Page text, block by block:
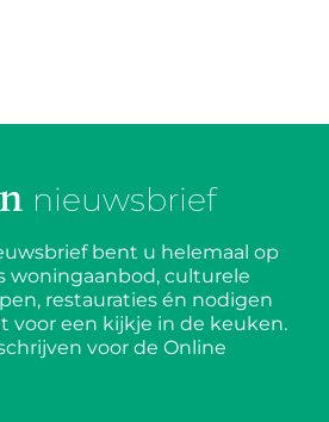
nieuwsbrief
bent u helemaal op
woningaanbod, culturele
restauraties én nodigen
voor een kijkje in de keuken.
voor de Online